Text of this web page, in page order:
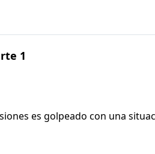
1
es golpeado con una
El pastor Adrián Rogers